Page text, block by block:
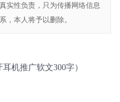
实性负责，只为传播网络信息
，本人将予以删除。
机推广软文300字）